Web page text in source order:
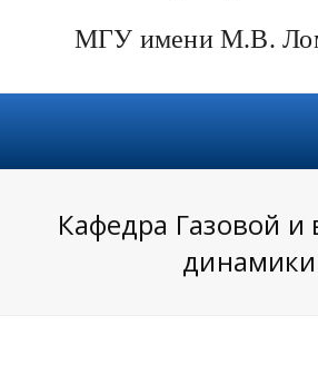
МГУ имени М.В.
Кафедра Газовой и
динамики